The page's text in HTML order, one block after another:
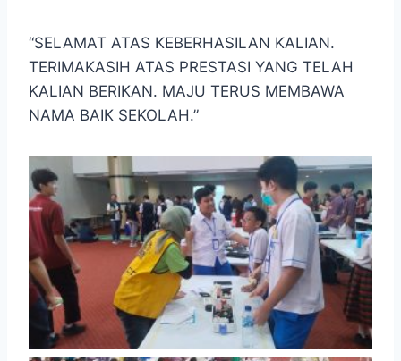
“SELAMAT ATAS KEBERHASILAN KALIAN.
TERIMAKASIH ATAS PRESTASI YANG TELAH
KALIAN BERIKAN. MAJU TERUS MEMBAWA
NAMA BAIK SEKOLAH.”